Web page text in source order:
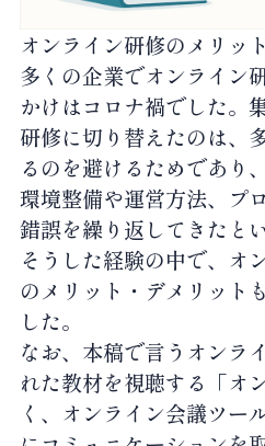
オンライン研修のメリッ
多くの企業でオンライン
かけはコロナ禍でした。
研修に切り替えたのは、
るのを避けるためであり
環境整備や運営方法、プ
錯誤を繰り返してきたと
そうした経験の中で、オ
のメリット・デメリット
した。
なお、本稿で言うオンラ
れた教材を視聴する「オ
く、オンライン会議ツー